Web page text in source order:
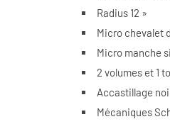
Radius 12 »
Micro chevalet
Micro manche
2 volumes et 1
Accastillage
Mécaniques